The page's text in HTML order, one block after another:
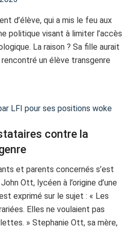
d’élève, qui a mis le feu aux
politique visant à limiter l’accès
La raison ? Sa fille aurait
un élève transgenre
LFI pour ses positions woke
contre la
et parents concernés s’est
Ott, lycéen à l’origine d’une
exprimé sur le sujet : « Les
Elles ne voulaient pas
» Stephanie Ott, sa mère,